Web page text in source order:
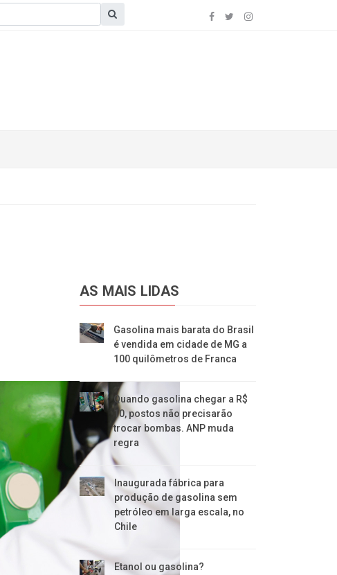
AS MAIS LIDAS
Gasolina mais barata do Brasil
é vendida em cidade de MG a
100 quilômetros de Franca
Quando gasolina chegar a R$
10, postos não precisarão
trocar bombas. ANP muda
regra
Inaugurada fábrica para
produção de gasolina sem
petróleo em larga escala, no
Chile
Etanol ou gasolina?